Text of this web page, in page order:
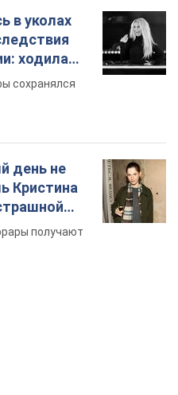
в уколах
ходила
сохранялся
день не
Кристина
получают